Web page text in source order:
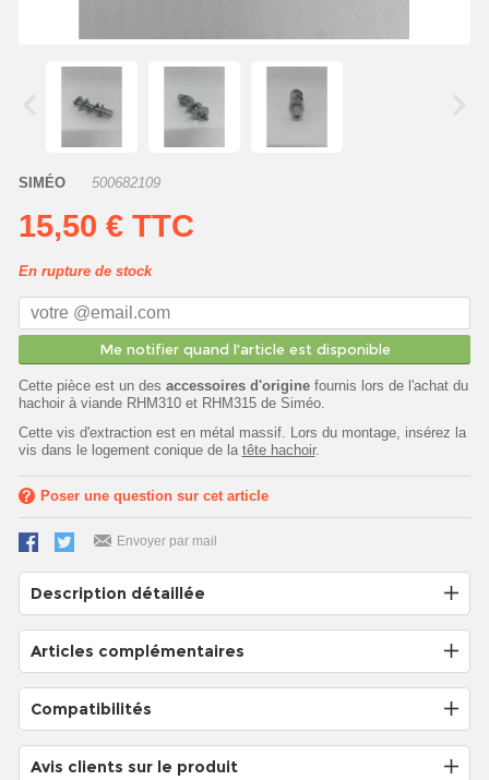
SIMÉO 500682109
15,50 € TTC
En rupture de stock
Me notifier quand l'article est disponible
Cette pièce est un des accessoires d'originefournis lors de l'achat du
hachoir à viande RHM310 et RHM315 de Siméo.
Cette vis d'extraction est en métal massif. Lors du montage, insérez la
vis dans le logement conique de la tête hachoir.
Poser une question sur cet article
Envoyer par mail
Description détaillée
Articles complémentaires
Compatibilités
Avis clients sur le produit